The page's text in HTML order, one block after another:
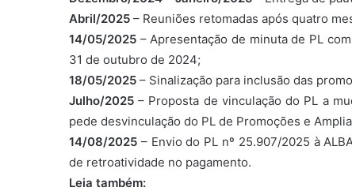
Abril/2025 – Reuniões retomadas após quatro
14/05/2025 – Apresentação de minuta de PL
31 de outubro de 2024;
18/05/2025 – Sinalização para inclusão das
Julho/2025 – Proposta de vinculação do PL a
pede desvinculação do PL de Promoções e
14/08/2025 – Envio do PL nº 25.907/2025 à
de retroatividade no pagamento.
Leia também: